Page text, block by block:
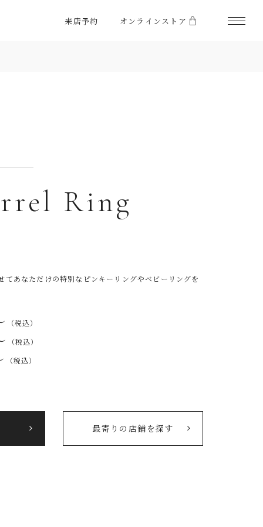
来店予約 オンラインストア
Ring
てあなただけの特別なピンキーリングやベビーリングを
（税込）
（税込）
（税込）
最寄りの店鋪を探す